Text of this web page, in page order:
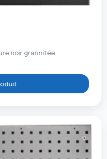
noir grannitée